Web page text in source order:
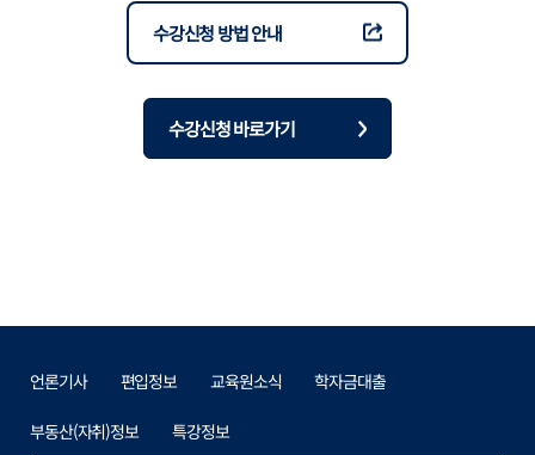
수강신청 방법 안내
수강신청 바로가기
언론기사 편입정보 교육원소식 학자금대출
부동산(자취)정보 특강정보